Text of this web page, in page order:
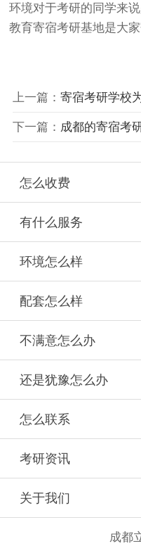
环境对于考研的同学来
教育寄宿考研基地是大
上一篇： 寄宿考研学校
下一篇： 成都的寄宿考
怎么收费
有什么服务
环境怎么样
配套怎么样
不满意怎么办
还是犹豫怎么办
怎么联系
考研资讯
关于我们
成都